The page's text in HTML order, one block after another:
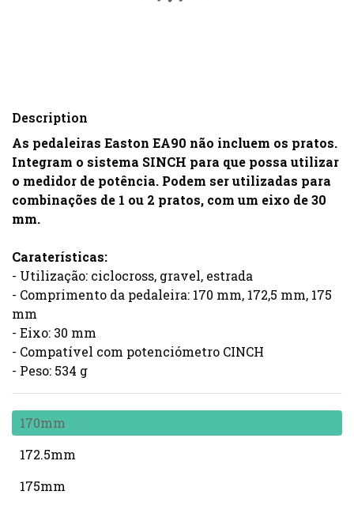
Description
As pedaleiras Easton EA90 não incluem os pratos.
Integram o sistema SINCH para que possa utilizar
o medidor de potência. Podem ser utilizadas para
combinações de 1 ou 2 pratos, com um eixo de 30
mm.
Caraterísticas:
- Utilização: ciclocross, gravel, estrada
- Comprimento da pedaleira: 170 mm, 172,5 mm, 175
mm
- Eixo: 30 mm
- Compatível com potenciómetro CINCH
- Peso: 534 g
170mm
172.5mm
175mm